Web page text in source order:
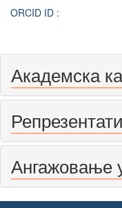
ORCID ID :
Академска
Ангажовање